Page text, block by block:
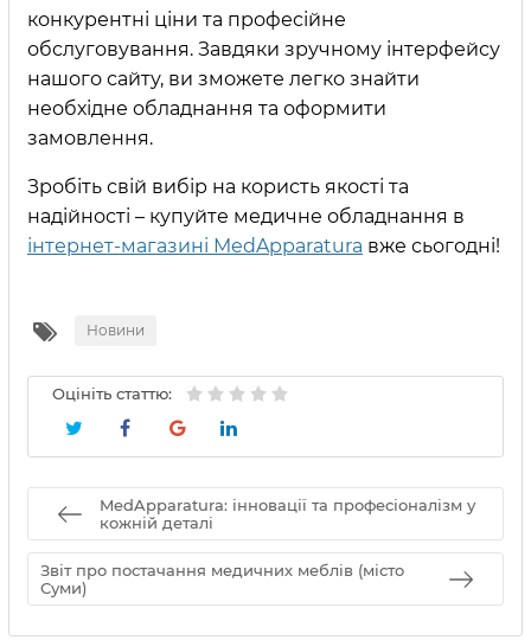
конкурентні ціни та професійне
обслуговування. Завдяки зручному інтерфейсу
нашого сайту, ви зможете легко знайти
необхідне обладнання та оформити
замовлення.
Зробіть свій вибір на користь якості та
надійності – купуйте медичне обладнання в
інтернет-магазині MedApparatura вже сьогодні!
Новини
Оцініть статтю:
MedApparatura: інновації та професіоналізм у
кожній деталі
Звіт про постачання медичних меблів (місто
Суми)